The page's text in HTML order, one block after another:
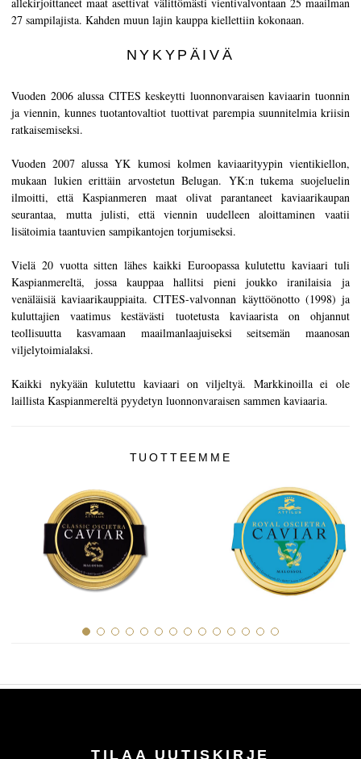
27 sampilajista. Kahden muun lajin kauppa kiellettiin kokonaan.
NYKYPÄIVÄ
Vuoden 2006 alussa CITES keskeytti luonnonvaraisen kaviaarin tuonnin
ja viennin, kunnes tuotantovaltiot tuottivat parempia suunnitelmia kriisin
ratkaisemiseksi.
Vuoden 2007 alussa YK kumosi kolmen kaviaarityypin vientikiellon,
mukaan lukien erittäin arvostetun Belugan. YK:n tukema suojeluelin
ilmoitti, että Kaspianmeren maat olivat parantaneet kaviaarikaupan
seurantaa, mutta julisti, että viennin uudelleen aloittaminen vaatii
lisätoimia taantuvien sampikantojen torjumiseksi.
Vielä 20 vuotta sitten lähes kaikki Euroopassa kulutettu kaviaari tuli
Kaspianmereltä, jossa kauppaa hallitsi pieni joukko iranilaisia ja
venäläisiä kaviaarikauppiaita. CITES-valvonnan käyttöönotto (1998) ja
kuluttajien vaatimus kestävästi tuotetusta kaviaarista on ohjannut
teollisuutta kasvamaan maailmanlaajuiseksi seitsemän maanosan
viljelytoimialaksi.
Kaikki nykyään kulutettu kaviaari on viljeltyä. Markkinoilla ei ole
laillista Kaspianmereltä pyydetyn luonnonvaraisen sammen kaviaaria.
TUOTTEEMME
TILAA UUTISKIRJE